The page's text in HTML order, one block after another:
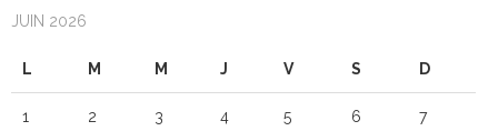
JUIN 2026
L M M J V S D
1 2 3 4 5 6 7